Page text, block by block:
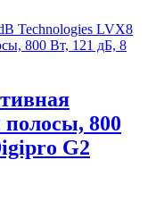
полосы, 800
G2